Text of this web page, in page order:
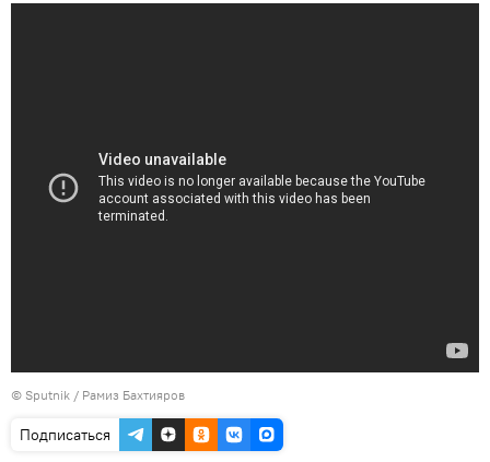
© Sputnik / Рамиз Бахтияров
Подписаться